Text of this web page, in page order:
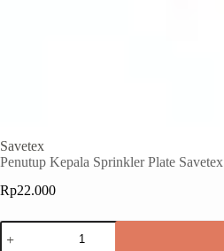
Savetex
Penutup Kepala Sprinkler Plate Savetex
Rp22.000